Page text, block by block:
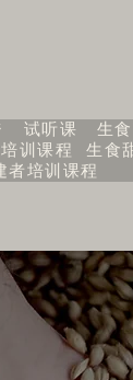
试听课 生
训课程
生食
者培训课程